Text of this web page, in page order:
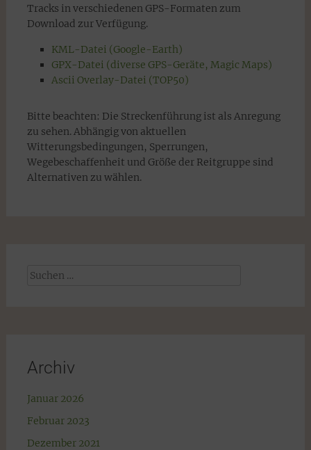
Tracks in verschiedenen GPS-Formaten zum
Download zur Verfügung.
KML-Datei (Google-Earth)
GPX-Datei (diverse GPS-Geräte, Magic Maps)
Ascii Overlay-Datei (TOP50)
Bitte beachten: Die Streckenführung ist als Anregung
zu sehen. Abhängig von aktuellen
Witterungsbedingungen, Sperrungen,
Wegebeschaffenheit und Größe der Reitgruppe sind
Alternativen zu wählen.
Suchen
Archiv
Januar 2026
Februar 2023
Dezember 2021